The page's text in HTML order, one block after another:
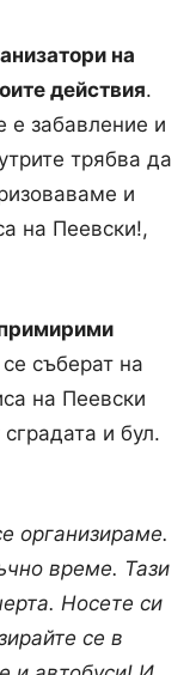
на
действия.
е забавление и
трябва да
и
на Пеевски!,
се съберат на
на Пеевски
сградата и бул.
организираме.
време. Тази
. Носете си
се в